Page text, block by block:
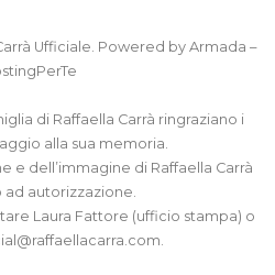
Ufficiale. Powered by Armada –
di Raffaella Carrà ringraziano i
alla sua memoria.
e dell’immagine di Raffaella Carrà
autorizzazione.
Laura Fattore (ufficio stampa) o